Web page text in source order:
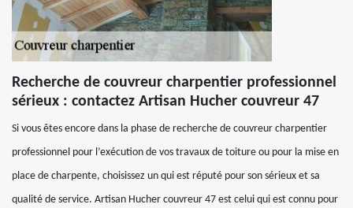
Recherche de couvreur charpentier professionnel
sérieux : contactez Artisan Hucher couvreur 47
Si vous êtes encore dans la phase de recherche de couvreur charpentier
professionnel pour l’exécution de vos travaux de toiture ou pour la mise en
place de charpente, choisissez un qui est réputé pour son sérieux et sa
qualité de service. Artisan Hucher couvreur 47 est celui qui est connu pour